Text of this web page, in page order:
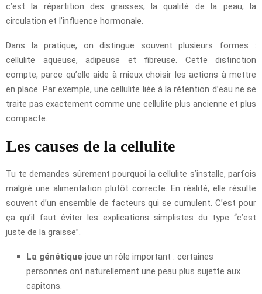
c’est la répartition des graisses, la qualité de la peau, la
circulation et l’influence hormonale.
Dans la pratique, on distingue souvent plusieurs formes :
cellulite aqueuse, adipeuse et fibreuse. Cette distinction
compte, parce qu’elle aide à mieux choisir les actions à mettre
en place. Par exemple, une cellulite liée à la rétention d’eau ne se
traite pas exactement comme une cellulite plus ancienne et plus
compacte.
Les causes de la cellulite
Tu te demandes sûrement pourquoi la cellulite s’installe, parfois
malgré une alimentation plutôt correcte. En réalité, elle résulte
souvent d’un ensemble de facteurs qui se cumulent. C’est pour
ça qu’il faut éviter les explications simplistes du type “c’est
juste de la graisse”.
La génétique joue un rôle important : certaines
personnes ont naturellement une peau plus sujette aux
capitons.